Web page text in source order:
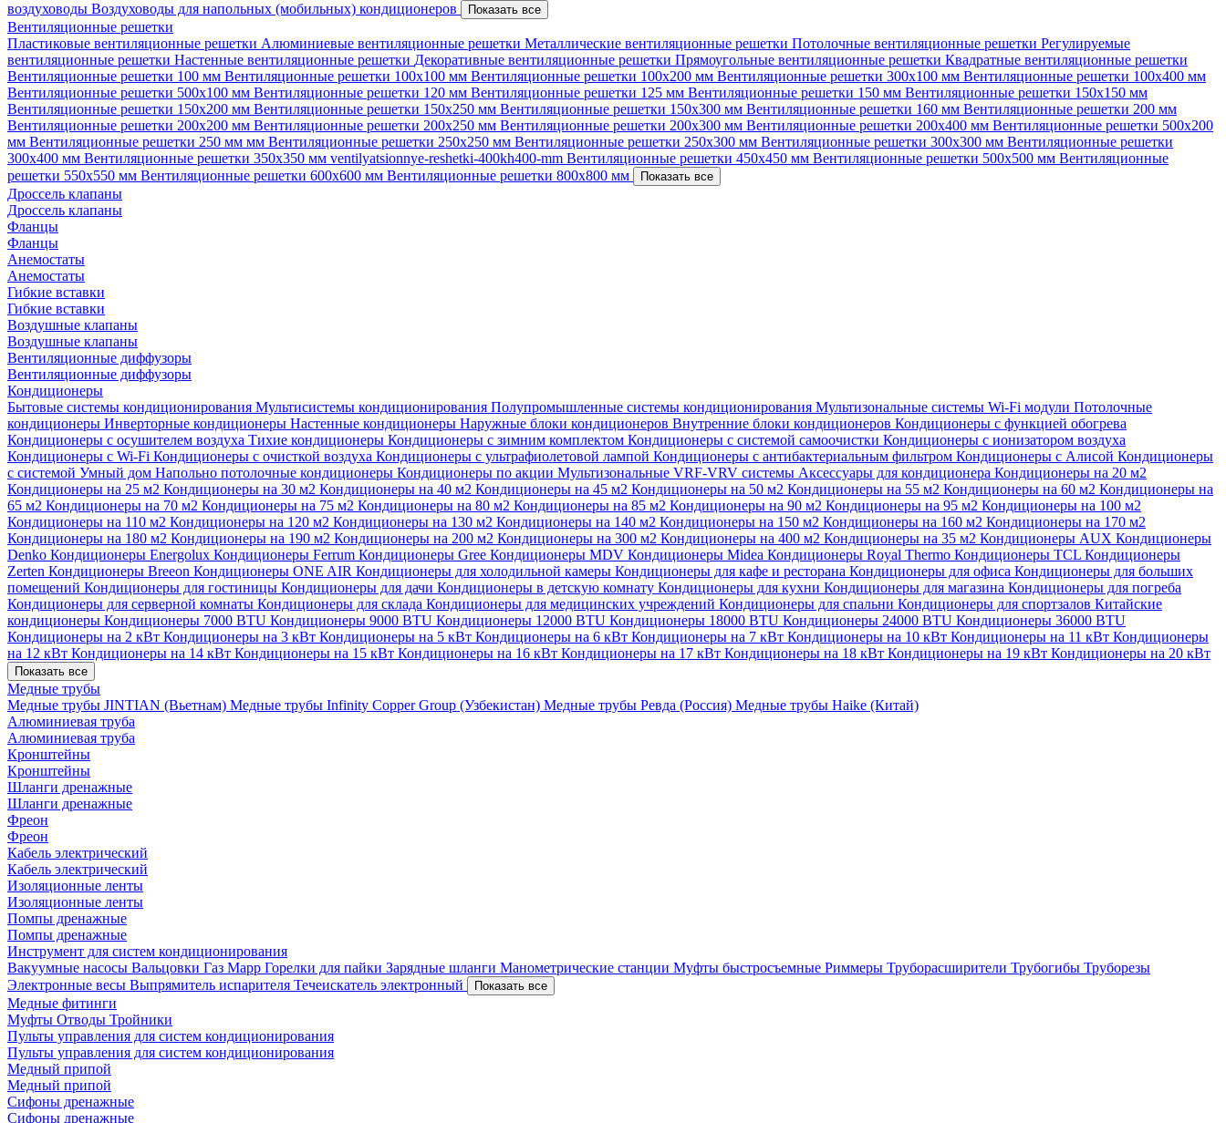
воздуховоды Воздуховоды для напольных (мобильных) кондиционеров Показать все
Вентиляционные решетки
Пластиковые вентиляционные решетки Алюминиевые вентиляционные решетки Металлические вентиляционные решетки Потолочные вентиляционные решетки Регулируемые
вентиляционные решетки Настенные вентиляционные решетки Декоративные вентиляционные решетки Прямоугольные вентиляционные решетки Квадратные вентиляционные решетки
Вентиляционные решетки 100 мм Вентиляционные решетки 100х100 мм Вентиляционные решетки 100х200 мм Вентиляционные решетки 300х100 мм Вентиляционные решетки 100х400 мм
Вентиляционные решетки 500х100 мм Вентиляционные решетки 120 мм Вентиляционные решетки 125 мм Вентиляционные решетки 150 мм Вентиляционные решетки 150х150 мм
Вентиляционные решетки 150х200 мм Вентиляционные решетки 150х250 мм Вентиляционные решетки 150х300 мм Вентиляционные решетки 160 мм Вентиляционные решетки 200 мм
Вентиляционные решетки 200х200 мм Вентиляционные решетки 200х250 мм Вентиляционные решетки 200х300 мм Вентиляционные решетки 200х400 мм Вентиляционные решетки 500х200
мм Вентиляционные решетки 250 мм мм Вентиляционные решетки 250х250 мм Вентиляционные решетки 250х300 мм Вентиляционные решетки 300х300 мм Вентиляционные решетки
300х400 мм Вентиляционные решетки 350х350 мм ventilyatsionnye-reshetki-400kh400-mm Вентиляционные решетки 450х450 мм Вентиляционные решетки 500х500 мм Вентиляционные
решетки 550х550 мм Вентиляционные решетки 600х600 мм Вентиляционные решетки 800х800 мм Показать все
Дроссель клапаны
Дроссель клапаны
Фланцы
Фланцы
Анемостаты
Анемостаты
Гибкие вставки
Гибкие вставки
Воздушные клапаны
Воздушные клапаны
Вентиляционные диффузоры
Вентиляционные диффузоры
Кондиционеры
Бытовые системы кондиционирования Мультисистемы кондиционирования Полупромышленные системы кондиционирования Мультизональные системы Wi-Fi модули Потолочные
кондиционеры Инверторные кондиционеры Настенные кондиционеры Наружные блоки кондиционеров Внутренние блоки кондиционеров Кондиционеры с функцией обогрева
Кондиционеры с осушителем воздуха Тихие кондиционеры Кондиционеры с зимним комплектом Кондиционеры с системой самоочистки Кондиционеры с ионизатором воздуха
Кондиционеры с Wi-Fi Кондиционеры с очисткой воздуха Кондиционеры с ультрафиолетовой лампой Кондиционеры с антибактериальным фильтром Кондиционеры с Алисой Кондиционеры
с системой Умный дом Напольно потолочные кондиционеры Кондиционеры по акции Мультизональные VRF-VRV системы Аксессуары для кондиционера Кондиционеры на 20 м2
Кондиционеры на 25 м2 Кондиционеры на 30 м2 Кондиционеры на 40 м2 Кондиционеры на 45 м2 Кондиционеры на 50 м2 Кондиционеры на 55 м2 Кондиционеры на 60 м2 Кондиционеры на
65 м2 Кондиционеры на 70 м2 Кондиционеры на 75 м2 Кондиционеры на 80 м2 Кондиционеры на 85 м2 Кондиционеры на 90 м2 Кондиционеры на 95 м2 Кондиционеры на 100 м2
Кондиционеры на 110 м2 Кондиционеры на 120 м2 Кондиционеры на 130 м2 Кондиционеры на 140 м2 Кондиционеры на 150 м2 Кондиционеры на 160 м2 Кондиционеры на 170 м2
Кондиционеры на 180 м2 Кондиционеры на 190 м2 Кондиционеры на 200 м2 Кондиционеры на 300 м2 Кондиционеры на 400 м2 Кондиционеры на 35 м2 Кондиционеры AUX Кондиционеры
Denko Кондиционеры Energolux Кондиционеры Ferrum Кондиционеры Gree Кондиционеры MDV Кондиционеры Midea Кондиционеры Royal Thermo Кондиционеры TCL Кондиционеры
Zerten Кондиционеры Breeon Кондиционеры ONE AIR Кондиционеры для холодильной камеры Кондиционеры для кафе и ресторана Кондиционеры для офиса Кондиционеры для больших
помещений Кондиционеры для гостиницы Кондиционеры для дачи Кондиционеры в детскую комнату Кондиционеры для кухни Кондиционеры для магазина Кондиционеры для погреба
Кондиционеры для серверной комнаты Кондиционеры для склада Кондиционеры для медицинских учреждений Кондиционеры для спальни Кондиционеры для спортзалов Китайские
кондиционеры Кондиционеры 7000 BTU Кондиционеры 9000 BTU Кондиционеры 12000 BTU Кондиционеры 18000 BTU Кондиционеры 24000 BTU Кондиционеры 36000 BTU
Кондиционеры на 2 кВт Кондиционеры на 3 кВт Кондиционеры на 5 кВт Кондиционеры на 6 кВт Кондиционеры на 7 кВт Кондиционеры на 10 кВт Кондиционеры на 11 кВт Кондиционеры
на 12 кВт Кондиционеры на 14 кВт Кондиционеры на 15 кВт Кондиционеры на 16 кВт Кондиционеры на 17 кВт Кондиционеры на 18 кВт Кондиционеры на 19 кВт Кондиционеры на 20 кВт
Показать все
Медные трубы
Медные трубы JINTIAN (Вьетнам) Медные трубы Infinity Copper Group (Узбекистан) Медные трубы Ревда (Россия) Медные трубы Haike (Китай)
Алюминиевая труба
Алюминиевая труба
Кронштейны
Кронштейны
Шланги дренажные
Шланги дренажные
Фреон
Фреон
Кабель электрический
Кабель электрический
Изоляционные ленты
Изоляционные ленты
Помпы дренажные
Помпы дренажные
Инструмент для систем кондиционирования
Вакуумные насосы Вальцовки Газ Mapp Горелки для пайки Зарядные шланги Манометрические станции Муфты быстросъемные Риммеры Труборасширители Трубогибы Труборезы
Электронные весы Выпрямитель испарителя Течеискатель электронный Показать все
Медные фитинги
Муфты Отводы Тройники
Пульты управления для систем кондиционирования
Пульты управления для систем кондиционирования
Медный припой
Медный припой
Сифоны дренажные
Сифоны дренажные